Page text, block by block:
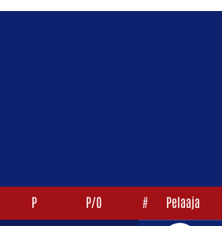
P P/O # Pelaaja